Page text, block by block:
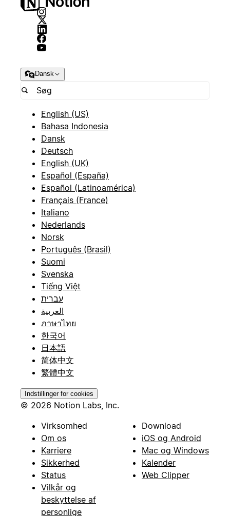
Dansk
English (US)
Bahasa Indonesia
Dansk
Deutsch
English (UK)
Español (España)
Español (Latinoamérica)
Français (France)
Italiano
Nederlands
Norsk
Português (Brasil)
Suomi
Svenska
Tiếng Việt
עברית
العربية
ภาษาไทย
한국어
日本語
简体中文
繁體中文
Indstillinger for cookies
© 2026 Notion Labs, Inc.
Virksomhed
Om os
Karriere
Sikkerhed
Status
Vilkår og
beskyttelse af
personlige
Download
iOS og Android
Mac og Windows
Kalender
Web Clipper